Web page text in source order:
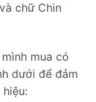
chữ Chin
mua có
dưới để đảm